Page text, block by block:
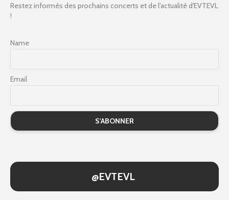
Restez informés des prochains concerts et de l'actualité d'EVTEVL
!
Name
Email
@EVTEVL